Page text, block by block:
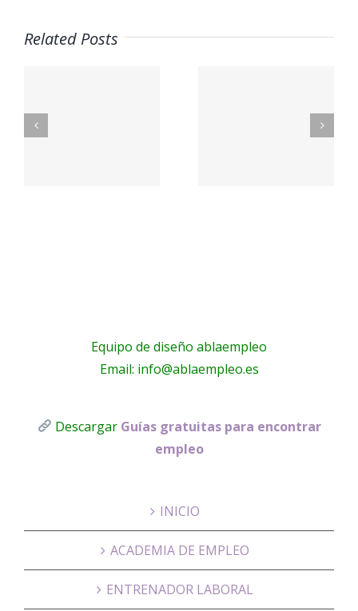
Related Posts
Contacto
– Aceites
Equipo de diseño ablaempleo
Email: info@ablaempleo.es
Descargar Guías gratuitas para encontrar
empleo
INICIO
ACADEMIA DE EMPLEO
ENTRENADOR LABORAL